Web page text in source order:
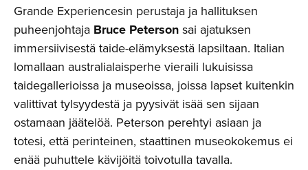
Grande Experiencesin perustaja ja hallituksen
puheenjohtaja Bruce Petersonsai ajatuksen
immersiivisestä taide-elämyksestä lapsiltaan. Italian
lomallaan australialaisperhe vieraili lukuisissa
taidegallerioissa ja museoissa, joissa lapset kuitenkin
valittivat tylsyydestä ja pyysivät isää sen sijaan
ostamaan jäätelöä. Peterson perehtyi asiaan ja
totesi, että perinteinen, staattinen museokokemus ei
enää puhuttele kävijöitä toivotulla tavalla.